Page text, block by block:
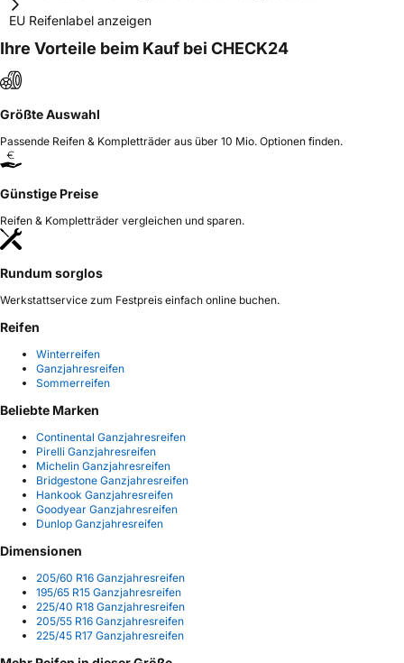
EU Reifenlabel anzeigen
Ihre Vorteile beim Kauf bei CHECK24
Größte Auswahl
Passende Reifen & Kompletträder aus über 10 Mio. Optionen finden.
Günstige Preise
Reifen & Kompletträder vergleichen und sparen.
Rundum sorglos
Werkstattservice zum Festpreis einfach online buchen.
Reifen
Winterreifen
Ganzjahresreifen
Sommerreifen
Beliebte Marken
Continental Ganzjahresreifen
Pirelli Ganzjahresreifen
Michelin Ganzjahresreifen
Bridgestone Ganzjahresreifen
Hankook Ganzjahresreifen
Goodyear Ganzjahresreifen
Dunlop Ganzjahresreifen
Dimensionen
205/60 R16 Ganzjahresreifen
195/65 R15 Ganzjahresreifen
225/40 R18 Ganzjahresreifen
205/55 R16 Ganzjahresreifen
225/45 R17 Ganzjahresreifen